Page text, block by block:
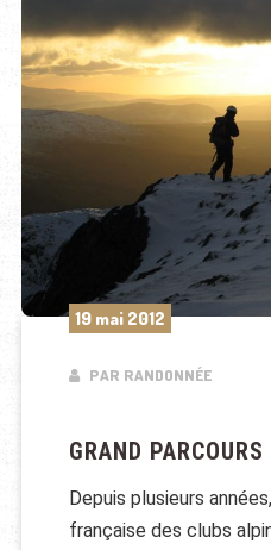
19 mai 2012
PAR RANDONNÉE
GRAND
Depuis plusieurs
française des clubs